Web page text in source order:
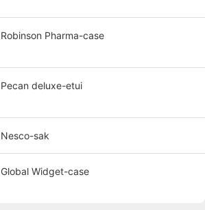
Robinson Pharma-case
Pecan deluxe-etui
Nesco-sak
Global Widget-case